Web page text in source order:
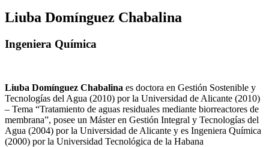
Liuba Domínguez Chabalina
Ingeniera Química
Liuba Domínguez Chabalina es doctora en Gestión Sostenible y
Tecnologías del Agua (2010) por la Universidad de Alicante (2010)
– Tema “Tratamiento de aguas residuales mediante biorreactores de
membrana”, posee un Máster en Gestión Integral y Tecnologías del
Agua (2004) por la Universidad de Alicante y es Ingeniera Química
(2000) por la Universidad Tecnológica de la Habana